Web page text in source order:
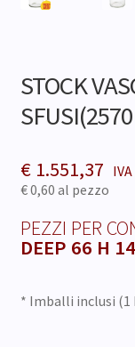
STOCK
€1.551,37
€ 0,60 al pezzo
PEZZI PER
DEEP 66 H
* Imballi inclusi (1